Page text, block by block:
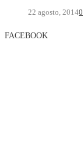
22 agosto, 20140
FACEBOOK